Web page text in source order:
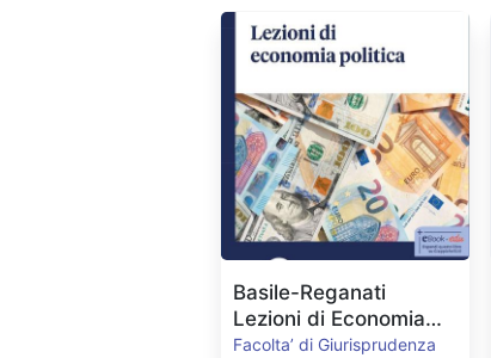
Basile-Reganati
Lezioni di Economia
Politica
Facolta’ di Giurisprudenza